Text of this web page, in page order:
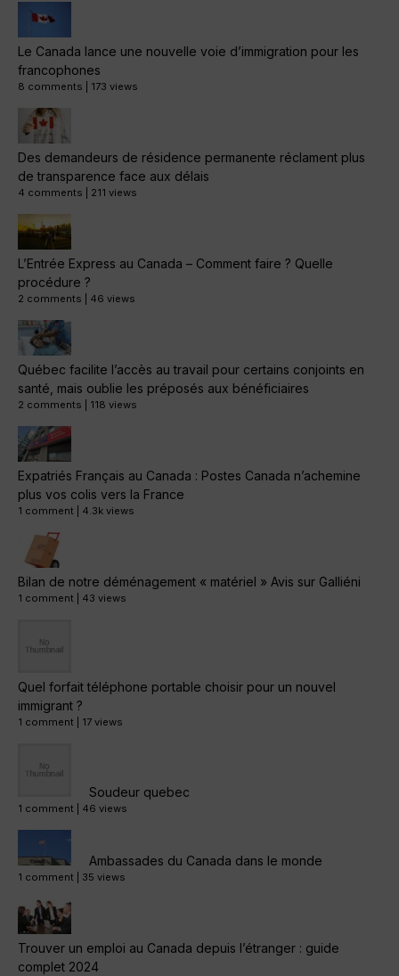
Le Canada lance une nouvelle voie d’immigration pour les
francophones
8 comments 173 views
Des demandeurs de résidence permanente réclament plus
de transparence face aux délais
4 comments 211 views
L’Entrée Express au Canada – Comment faire ? Quelle
procédure ?
2 comments 46 views
Québec facilite l’accès au travail pour certains conjoints en
santé, mais oublie les préposés aux bénéficiaires
2 comments 118 views
Expatriés Français au Canada : Postes Canada n’achemine
plus vos colis vers la France
1 comment 4.3k views
Bilan de notre déménagement « matériel » Avis sur Galliéni
1 comment 43 views
Quel forfait téléphone portable choisir pour un nouvel
immigrant ?
1 comment 17 views
Soudeur quebec
1 comment 46 views
Ambassades du Canada dans le monde
1 comment 35 views
Trouver un emploi au Canada depuis l’étranger : guide
complet 2024